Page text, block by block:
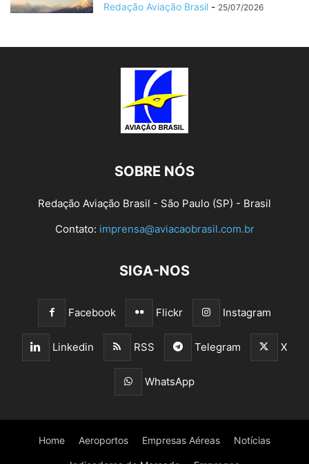
Redação Aviação Brasil - 25/07/2026
SOBRE NÓS
Redação Aviação Brasil - São Paulo (SP) - Brasil
Contato: imprensa@aviacaobrasil.com.br
SIGA-NOS
Facebook Flickr Instagram
Linkedin RSS Telegram X
WhatsApp
Home Aeroportos Empresas Aéreas Notícias